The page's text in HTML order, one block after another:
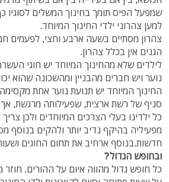
שמפעל הפיס תומך בחינוך המשלים לסוגיו
למען צהרוני ילדי החינוך המיוחד.
צהרון מסתיים בשעה ארבע וחצי, לפעמים
הגנים אין בכלל צהרון.
לילדים שלא מהחינוך המיוחד יש חוגי
נוער ויש חברים מהבניין ומהשכונה שהוא
החינוך המיוחד יש תנועת נוער אחת
סניף של רשת ארצית, שפעילותה מרגשת,
כל ילדינו בעלי הצרכים המיוחדים ולכן
מפעיליה בהיקף נדיב יותר ולהקים בנוסף
חדשות.בנוסף ארחיב את תחום החוגים
ובחופש הגדול?
כל חופש גדול מהווה איום על ההורים.